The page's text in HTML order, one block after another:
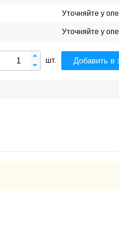
Уточняйте у
Уточняйте у
шт. Добавить в